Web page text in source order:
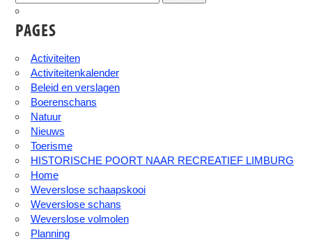
for:
PAGES
Activiteiten
Activiteitenkalender
Beleid en verslagen
Boerenschans
Natuur
Nieuws
Toerisme
HISTORISCHE POORT NAAR RECREATIEF LIMBURG
Home
Weverslose schaapskooi
Weverslose schans
Weverslose volmolen
Planning